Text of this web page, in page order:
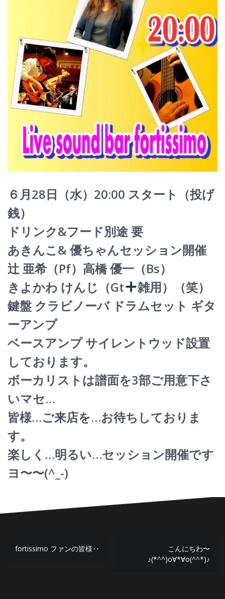
６月28日（水）20:00 スタート（投げ
銭）
ドリンク&フード別途 要
あきんこ& 優ちゃんセッション開催
辻 亜希（Pf）高橋 優一（Bs）
きよかわ けんじ（Gt
雑用）（笑）
鍵盤 クラビノーバ ドラムセット ギタ
ーアンプ
ベースアンプ サイレントウッド設置
しております。
ボーカリストは譜面を3部ご用意下さ
いマセ…
皆様…ご来店を…お待ちしておりま
す。
楽しく…明るい…セッション開催です
ヨ〜〜(^_-)
投
fortissimo ファンの皆様‥
こんにちわ〜
♪(*^^)o∀*∀o(^^*)♪